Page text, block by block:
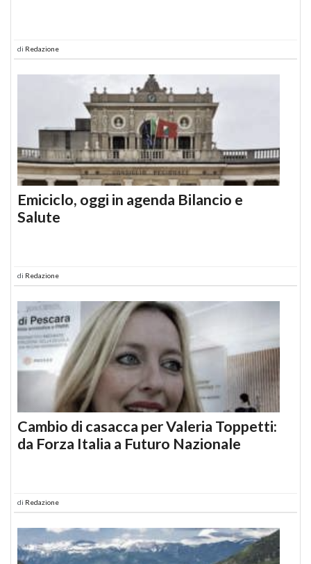
di Redazione
Emiciclo, oggi in agenda Bilancio e
Salute
di Redazione
Cambio di casacca per Valeria Toppetti:
da Forza Italia a Futuro Nazionale
di Redazione